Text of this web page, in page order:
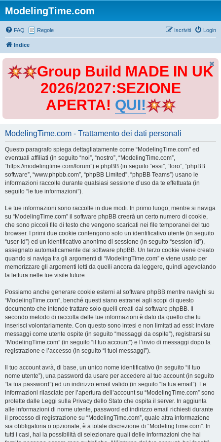
ModelingTime.com
FAQ Regole Login
Iscriviti
Indice
Group Build MADE IN UK
2026/2027:SEZIONE
APERTA! QUI!
ModelingTime.com - Trattamento dei dati personali
Questo paragrafo spiega dettagliatamente come “ModelingTime.com” ed
eventuali affiliati (in seguito “noi”, “nostro”, “ModelingTime.com”,
“https://modelingtime.com/forum”) e phpBB (in seguito “essi”, “loro”, “phpBB
software”, “www.phpbb.com”, “phpBB Limited”, “phpBB Teams”) usano le
informazioni raccolte durante qualsiasi sessione d’uso da te effettuata (in
seguito “le tue informazioni”).
Le tue informazioni sono raccolte in due modi. In primo luogo, mentre si naviga
su “ModelingTime.com” il software phpBB creerà un certo numero di cookie,
che sono piccoli file di testo che vengono scaricati nei file temporanei del tuo
browser. I primi due cookie contengono solo un identificativo utente (in seguito
“user-id”) ed un identificativo anonimo di sessione (in seguito “session-id”),
assegnato automaticamente dal software phpBB. Un terzo cookie viene creato
quando si naviga tra gli argomenti di “ModelingTime.com” e viene usato per
memorizzare gli argomenti letti da quelli ancora da leggere, quindi agevolando
la lettura nelle tue visite future.
Possiamo anche generare cookie esterni al software phpBB mentre navighi su
“ModelingTime.com”, benché questi siano estranei agli scopi di questo
documento che intende trattare solo quelli creati dal software phpBB. Il
secondo metodo di raccolta delle tue informazioni è dato da quello che tu
inserisci volontariamente. Con questo sono intesi e non limitati ad essi: inviare
messaggi come utente ospite (in seguito “messaggi da ospite”), registrarsi su
“ModelingTime.com” (in seguito “il tuo account”) e l’invio di messaggi dopo la
registrazione e l’accesso (in seguito “i tuoi messaggi”).
Il tuo account avrà, di base, un unico nome identificativo (in seguito “il tuo
nome utente”), una password da usare per accedere al tuo account (in seguito
“la tua password”) ed un indirizzo email valido (in seguito “la tua email”). Le
informazioni rilasciate per l’apertura dell’account su “ModelingTime.com” sono
protette dalle Leggi sulla Privacy dello Stato che ospita il server. In aggiunta
alle informazioni di nome utente, password ed indirizzo email richiesti durante
il processo di registrazione su “ModelingTime.com”, quale altra informazione
sia obbligatoria o opzionale, è a totale discrezione di “ModelingTime.com”. In
tutti i casi, hai la possibilità di selezionare quali delle informazioni che hai